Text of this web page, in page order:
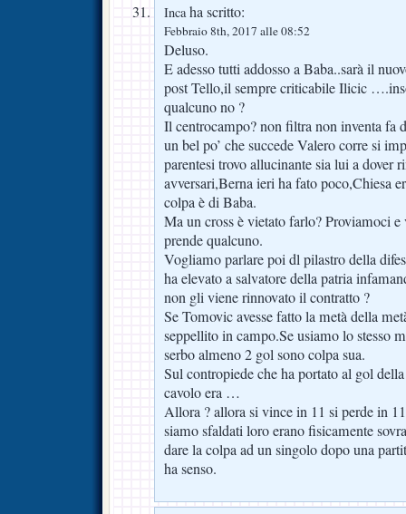
Incaha scritto:
Febbraio 8th, 2017 alle 08:52
Deluso.
E adesso tutti addosso a Baba..sarà il
post Tello,il sempre criticabile Ilicic
qualcuno no ?
Il centrocampo? non filtra non inventa fa
un bel po’ che succede Valero corre si
parentesi trovo allucinante sia lui a dover
avversari,Berna ieri ha fato poco,Chiesa
colpa è di Baba.
Ma un cross è vietato farlo? Proviamoci e
prende qualcuno.
Vogliamo parlare poi dl pilastro della
ha elevato a salvatore della patria
non gli viene rinnovato il contratto ?
Se Tomovic avesse fatto la metà della
seppellito in campo.Se usiamo lo stesso
serbo almeno 2 gol sono colpa sua.
Sul contropiede che ha portato al gol
cavolo era …
Allora ? allora si vince in 11 si perde in
siamo sfaldati loro erano fisicamente
dare la colpa ad un singolo dopo una
ha senso.